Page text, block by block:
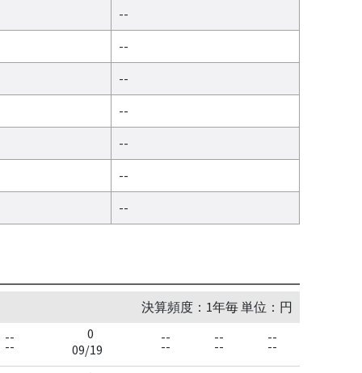
--
--
--
--
--
--
--
決算頻度：1年毎 単位：円
--
--
0
09/19
--
--
--
--
--
--